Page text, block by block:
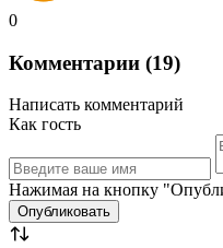
0
Комментарии (19)
Написать комментарий
Как гость
Нажимая на кнопку